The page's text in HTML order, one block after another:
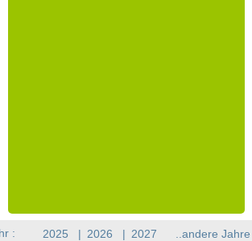
: 2025 | 2026 | 2027 ..andere Jahre